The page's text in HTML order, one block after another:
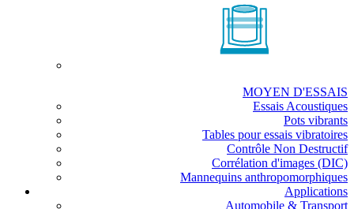
MOYEN D'ESSAIS
Essais Acoustiques
Pots vibrants
Tables pour essais vibratoires
Contrôle Non Destructif
Corrélation d'images (DIC)
Mannequins anthropomorphiques
Applications
Automobile & Transport